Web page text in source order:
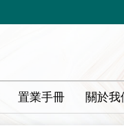
置業手冊 關於我